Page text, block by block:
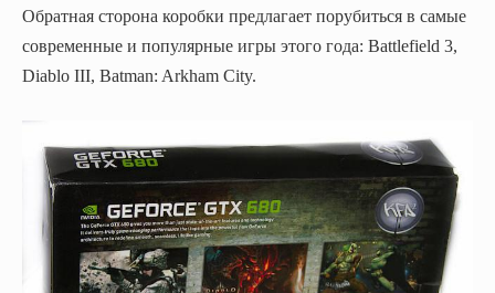
Обратная сторона коробки предлагает порубиться в самые
современные и популярные игры этого года: Battlefield 3,
Diablo III, Batman: Arkham City.